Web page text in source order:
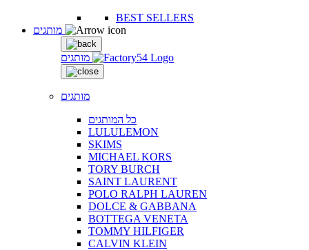
BEST SELLERS
מותגים
מותגים
כל המותגים
LULULEMON
SKIMS
MICHAEL KORS
TORY BURCH
SAINT LAURENT
POLO RALPH LAUREN
DOLCE & GABBANA
BOTTEGA VENETA
TOMMY HILFIGER
CALVIN KLEIN